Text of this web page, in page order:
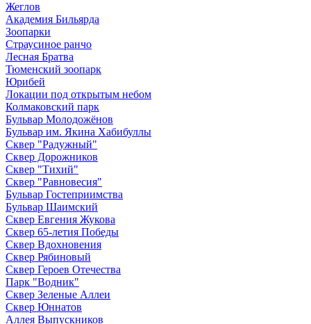
Жеглов
Академия Бильярда
Зоопарки
Страусиное ранчо
Лесная Братва
Тюменский зоопарк
Юрибей
Локации под открытым небом
Колмаковский парк
Бульвар Молодожёнов
Бульвар им. Якина Хабибуллы
Сквер "Радужный"
Сквер Дорожников
Сквер "Тихий"
Cквер "Равновесия"
Бульвар Гостеприимства
Бульвар Шаимский
Сквер Евгения Жукова
Сквер 65-летия Победы
Сквер Вдохновения
Сквер Рябиновый
Сквер Героев Отечества
Парк "Водник"
Сквер Зеленые Аллеи
Сквер Юннатов
Аллея Выпускников